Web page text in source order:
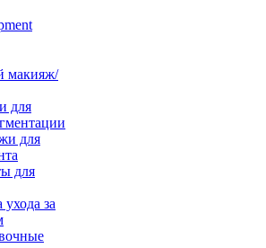
макияж/
для
для
для
ухода за